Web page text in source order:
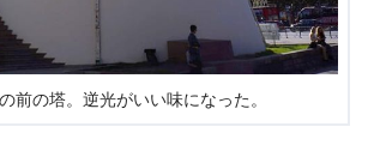
前の塔。逆光がいい味になった。